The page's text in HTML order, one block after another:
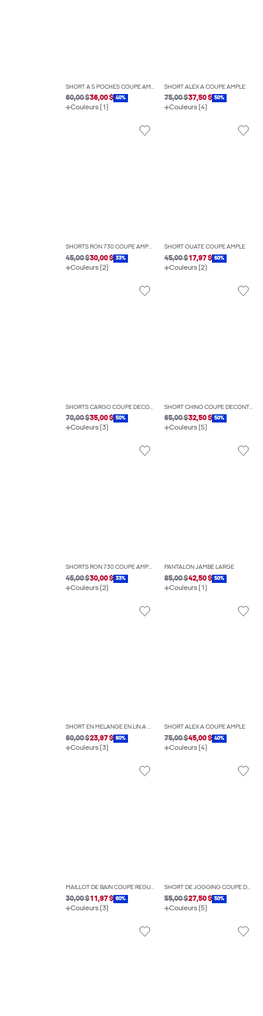
SHORT À 5 POCHES COUPE AMPLE
60,00 $36,00 $ 40%
Couleurs (1)
SHORT ALEX À COUPE AMPLE
75,00 $37,50 $ 50%
Couleurs (4)
SHORTS RON 730 COUPE AMPLE
45,00 $30,00 $ 33%
Couleurs (2)
SHORT OUATÉ COUPE AMPLE
45,00 $17,97 $ 60%
Couleurs (2)
SHORTS CARGO COUPE DÉCONTRACTÉE
70,00 $35,00 $ 50%
Couleurs (3)
SHORT CHINO COUPE DÉCONTRACTÉE
65,00 $32,50 $ 50%
Couleurs (5)
SHORTS RON 730 COUPE AMPLE
45,00 $30,00 $ 33%
Couleurs (2)
PANTALON JAMBE LARGE
85,00 $42,50 $ 50%
Couleurs (1)
SHORT EN MÉLANGE EN LIN À COUPE DÉCONTRACTÉE
60,00 $23,97 $ 60%
Couleurs (3)
SHORT ALEX À COUPE AMPLE
75,00 $45,00 $ 40%
Couleurs (4)
MAILLOT DE BAIN COUPE RÉGULIÈRE
30,00 $11,97 $ 60%
Couleurs (3)
SHORT DE JOGGING COUPE DÉCONTRACTÉE
55,00 $27,50 $ 50%
Couleurs (5)